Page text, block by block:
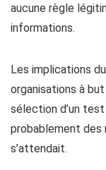
aucune règle
informations.
Les implications
organisations à
sélection d’un test
probablement des
s’attendait.